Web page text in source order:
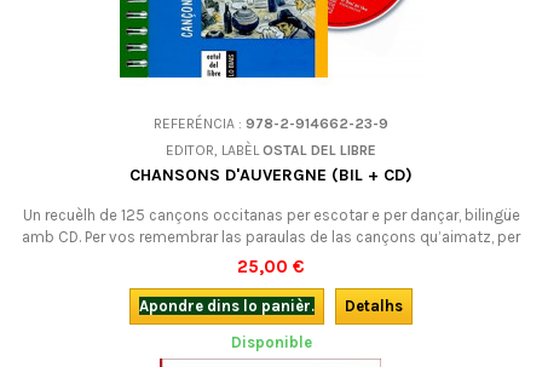
REFERÉNCIA : 978-2-914662-23-9
EDITOR, LABÈLOSTAL DEL LIBRE
CHANSONS D'AUVERGNE (BIL + CD)
Un recuèlh de 125 cançons occitanas per escotar e per dançar, bilingüe
amb CD. Per vos remembrar las paraulas de las cançons qu’aimatz, per
aprene las cançons del país... e la lenga a l'encòp, per cantar e faire
cantar, per dançar en cantar e cantar en dançar... pel plaser !
25,00 €
Apondre dins lo panièr.
Detalhs
Disponible